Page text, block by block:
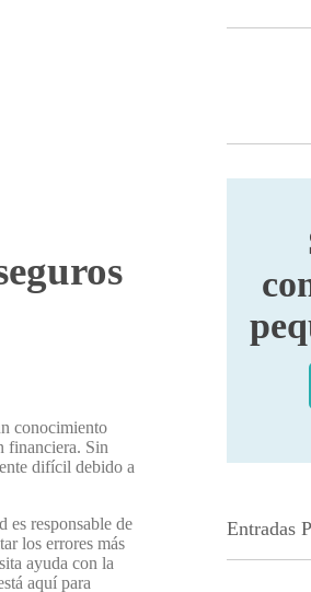
conocimiento
financiera. Sin
difícil debido a
es responsable de
los errores más
ayuda con la
aquí para
Entradas